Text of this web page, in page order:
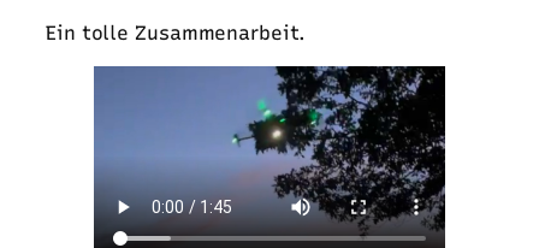
Ein tolle Zusammenarbeit.